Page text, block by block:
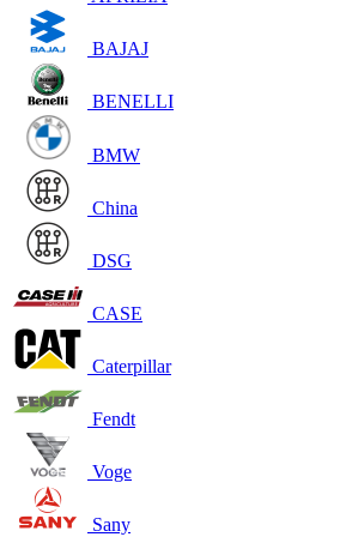
BAJAJ
BENELLI
BMW
China
DSG
CASE
Caterpillar
Fendt
Voge
Sany